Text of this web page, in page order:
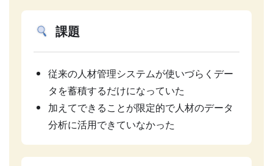
課題
従来の人材管理システムが使いづらくデー
タを蓄積するだけになっていた
加えてできることが限定的で人材のデータ
分析に活用できていなかった